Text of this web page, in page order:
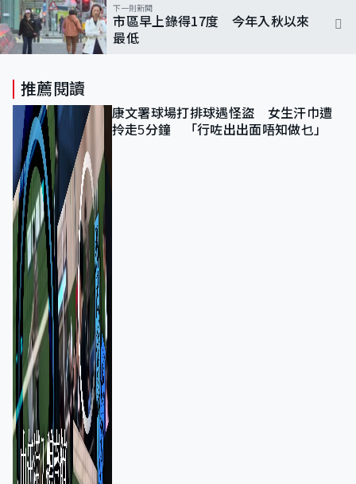
下一則新聞
市區早上錄得17度 今年入秋以來
最低
推薦閱讀
康文署球場打排球遇怪盜 女生汗巾遭
拎走5分鐘 「行咗出出面唔知做乜」